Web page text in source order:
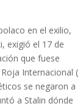
en el exilio,
exigió el 17 de
que fuese
Internacional (
se negaron a
a Stalin dónde